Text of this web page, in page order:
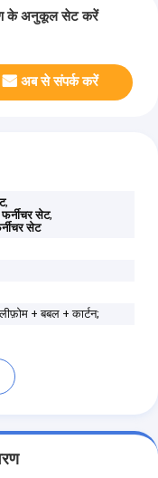
के अनुकूल सेट करें
अब से संपर्क करें
,
सेट,
सेट
+ बबल + कार्टन;